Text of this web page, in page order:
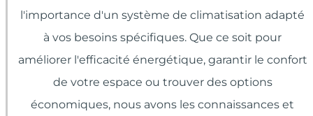
l'importance d'un système de climatisation adapté
à vos besoins spécifiques. Que ce soit pour
améliorer l'efficacité énergétique, garantir le confort
de votre espace ou trouver des options
économiques, nous avons les connaissances et